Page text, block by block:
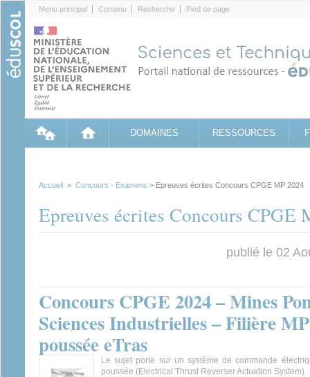
Menu principal Contenu Recherche Pied de page
DOMAINES RESSOURCES
Accueil > Concours - Examens > Epreuves écrites Concours CPGE MP 2024
Epreuves écrites Concours CPGE
publié le 02
Concours CPGE 2024 – Mines
Sciences Industrielles – Filière
poussée eTras
Le sujet porte sur un système de commande
poussée (Electrical Thrust Reverser Actuation System).